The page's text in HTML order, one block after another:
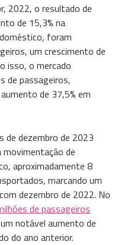
2022, o resultado de
de 15,3% na
foram
um crescimento de
isso, o mercado
de passageiros,
de 37,5% em
de dezembro de 2023
de
aproximadamente 8
marcando um
dezembro de 2022. No
de passageiros
notável aumento de
do ano anterior.